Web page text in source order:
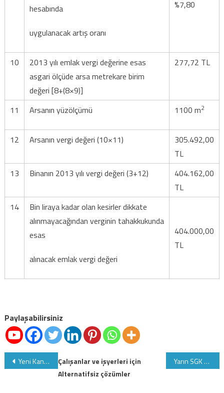
hesabında
uygulanacak artış oranı
%7,80
10
2013 yılı emlak vergi değerine esas
asgari ölçüde arsa metrekare birim
değeri [8+(8×9)]
277,72 TL
11 Arsanın yüzölçümü 1100 m2
12 Arsanın vergi değeri (10×11)
305.492,00
TL
13
Binanın 2013 yılı vergi değeri (3+12)
404.162,00
TL
14
Bin liraya kadar olan kesirler dikkate
alınmayacağından verginin tahakkukunda
esas
alınacak emlak vergi değeri
404.000,00
TL
Paylaşabilirsiniz
Yazı
gezinmesi
Yeni Kanuna göre "İşyeri hekimi" nasıl olunacak??? Yarın SGK portal, sağlık ve sigorta uygulamaları 1 saat hizmet veremeyecek!!!
Çalışanlar ve işyerleri için
Alternatifsiz çözümler